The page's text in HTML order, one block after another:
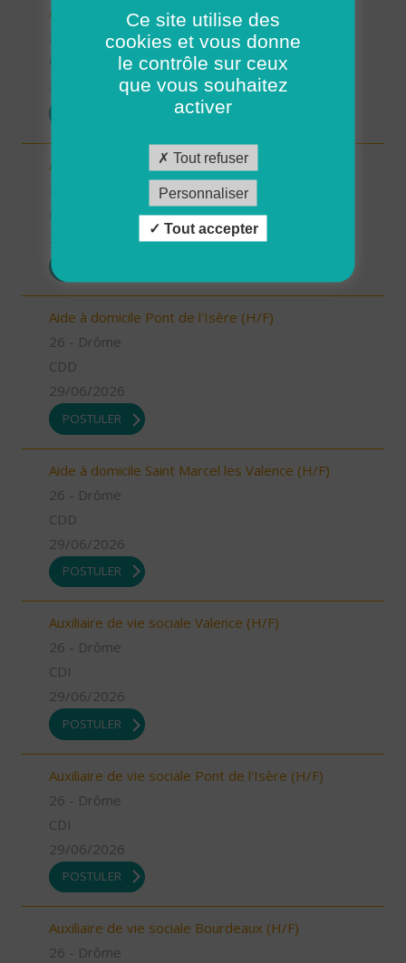
Aide à domicile Peyrins (H/F)
26 - Drôme
30/06/2026
Aide soignant(e) Tain l'Hermitage (H/F)
Aide à domicile Pont de l'Isère (H/F)
26 - Drôme
CDD
29/06/2026
POSTULER
Aide à domicile Saint Marcel les Valence (H/F)
26 - Drôme
CDD
29/06/2026
POSTULER
Auxiliaire de vie sociale Valence (H/F)
26 - Drôme
CDI
29/06/2026
POSTULER
Auxiliaire de vie sociale Pont de l'Isère (H/F)
26 - Drôme
CDI
29/06/2026
POSTULER
Auxiliaire de vie sociale Bourdeaux (H/F)
26 - Drôme
Ce site utilise des
cookies et vous donne
le contrôle sur ceux
que vous souhaitez
activer
Tout refuser
Personnaliser
Tout accepter